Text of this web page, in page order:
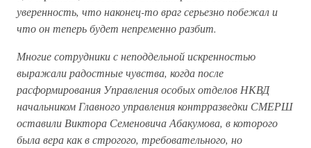
уверенность, что наконец-то враг серьезно побежал и
что он теперь будет непременно разбит.
Многие сотрудники с неподдельной искренностью
выражали радостные чувства, когда после
расформирования Управления особых отделов НКВД
начальником Главного управления контрразведки СМЕРШ
оставили Виктора Семеновича Абакумова, в которого
была вера как в строгого, требовательного, но